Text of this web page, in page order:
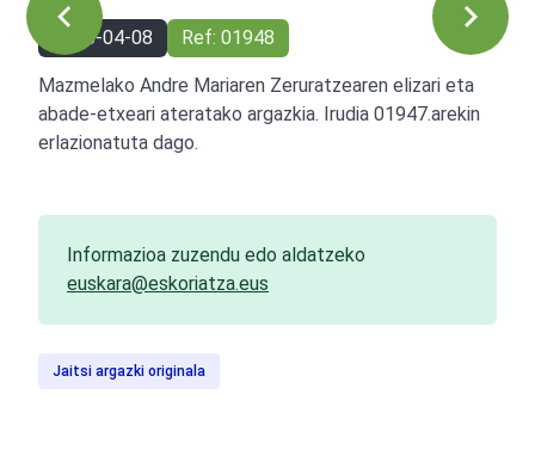
1955-04-08 Ref: 01948
Mazmelako Andre Mariaren Zeruratzearen elizari eta
abade-etxeari ateratako argazkia. Irudia 01947.arekin
erlazionatuta dago.
Informazioa zuzendu edo aldatzeko
euskara@eskoriatza.eus
Jaitsi argazki originala